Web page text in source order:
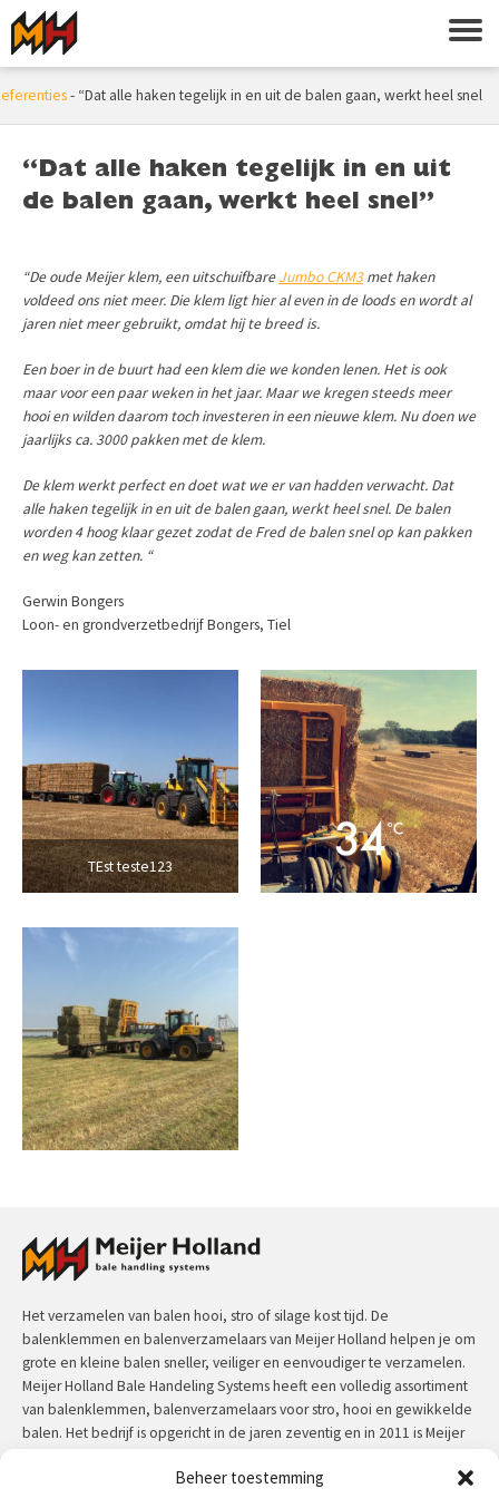
Beheer toestemming
- “Dat alle haken tegelijk in en uit de balen gaan, werkt heel snel”
“Dat alle haken tegelijk in en uit
de balen gaan, werkt heel snel”
“De oude Meijer klem, een uitschuifbareJumbo CKM3met haken
voldeed ons niet meer. Die klem ligt hier al even in de loods en wordt al
jaren niet meer gebruikt, omdat hij te breed is.
Een boer in de buurt had een klem die we konden lenen. Het is ook
maar voor een paar weken in het jaar. Maar we kregen steeds meer
hooi en wilden daarom toch investeren in een nieuwe klem. Nu doen we
jaarlijks ca. 3000 pakken met de klem.
De klem werkt perfect en doet wat we er van hadden verwacht. Dat
alle haken tegelijk in en uit de balen gaan, werkt heel snel. De balen
worden 4 hoog klaar gezet zodat de Fred de balen snel op kan pakken
en weg kan zetten. “
Gerwin Bongers
Loon- en grondverzetbedrijf Bongers, Tiel
TEst teste123
Het verzamelen van balen hooi, stro of silage kost tijd. De
balenklemmen en balenverzamelaars van Meijer Holland helpen je om
grote en kleine balen sneller, veiliger en eenvoudiger te verzamelen.
Meijer Holland Bale Handeling Systems heeft een volledig assortiment
van balenklemmen, balenverzamelaars voor stro, hooi en gewikkelde
balen. Het bedrijf is opgericht in de jaren zeventig en in 2011 is Meijer
hebben een uitzonderlijke kwaliteit en zijn door de jaren heen in